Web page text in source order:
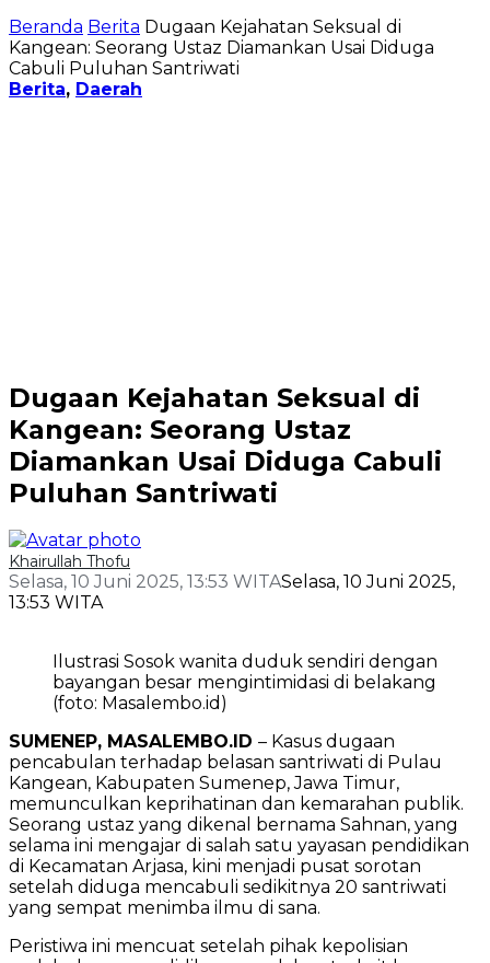
Beranda Berita Dugaan Kejahatan Seksual di
Kangean: Seorang Ustaz Diamankan Usai Diduga
Cabuli Puluhan Santriwati
Berita, Daerah
Dugaan Kejahatan Seksual di
Kangean: Seorang Ustaz
Diamankan Usai Diduga Cabuli
Puluhan Santriwati
Khairullah Thofu
Selasa, 10 Juni 2025, 13:53 WITASelasa, 10 Juni 2025,
13:53 WITA
Ilustrasi Sosok wanita duduk sendiri dengan
bayangan besar mengintimidasi di belakang
(foto: Masalembo.id)
SUMENEP, MASALEMBO.ID – Kasus dugaan
pencabulan terhadap belasan santriwati di Pulau
Kangean, Kabupaten Sumenep, Jawa Timur,
memunculkan keprihatinan dan kemarahan publik.
Seorang ustaz yang dikenal bernama Sahnan, yang
selama ini mengajar di salah satu yayasan pendidikan
di Kecamatan Arjasa, kini menjadi pusat sorotan
setelah diduga mencabuli sedikitnya 20 santriwati
yang sempat menimba ilmu di sana.
Peristiwa ini mencuat setelah pihak kepolisian